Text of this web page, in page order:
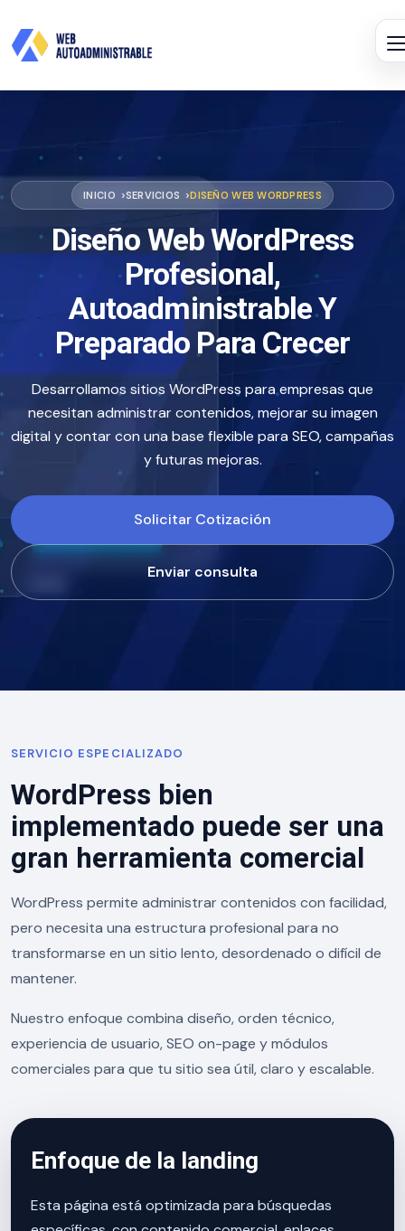
INICIO SERVICIOS DISEÑO WEB WORDPRESS
Diseño Web WordPress
Profesional,
Autoadministrable Y
Preparado Para Crecer
Desarrollamos sitios WordPress para empresas que
necesitan administrar contenidos, mejorar su imagen
digital y contar con una base flexible para SEO, campañas
y futuras mejoras.
Solicitar Cotización
Enviar consulta
SERVICIO ESPECIALIZADO
WordPress bien
implementado puede ser una
gran herramienta comercial
WordPress permite administrar contenidos con facilidad,
pero necesita una estructura profesional para no
transformarse en un sitio lento, desordenado o difícil de
mantener.
Nuestro enfoque combina diseño, orden técnico,
experiencia de usuario, SEO on-page y módulos
comerciales para que tu sitio sea útil, claro y escalable.
Enfoque de la landing
Esta página está optimizada para búsquedas